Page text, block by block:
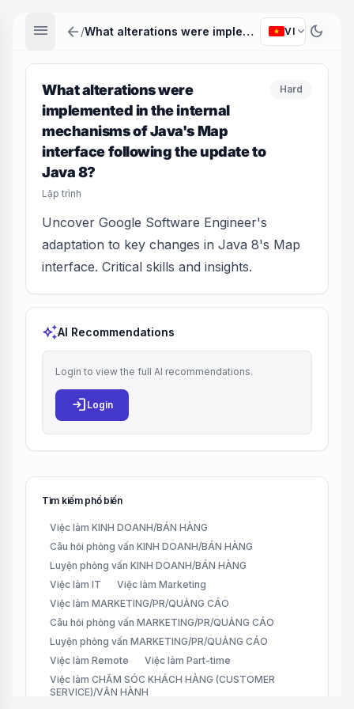
menu arrow_back / What alterations were implemented in the internal mechanisms of Java's Map interface following the update to Java 8? VI expand_more dark_mode
What alterations were
implemented in the internal
mechanisms of Java's Map
interface following the update to
Java 8?
Lập trình
Hard
Uncover Google Software Engineer's
adaptation to key changes in Java 8's Map
interface. Critical skills and insights.
auto_awesomeAI Recommendations
Login to view the full AI recommendations.
login Login
Tìm kiếm phổ biến
Việc làm KINH DOANH/BÁN HÀNG
Câu hỏi phỏng vấn KINH DOANH/BÁN HÀNG
Luyện phỏng vấn KINH DOANH/BÁN HÀNG
Việc làm IT
Việc làm Marketing
Việc làm MARKETING/PR/QUẢNG CÁO
Câu hỏi phỏng vấn MARKETING/PR/QUẢNG CÁO
Luyện phỏng vấn MARKETING/PR/QUẢNG CÁO
Việc làm Remote
Việc làm Part-time
Việc làm CHĂM SÓC KHÁCH HÀNG (CUSTOMER
SERVICE)/VẬN HÀNH